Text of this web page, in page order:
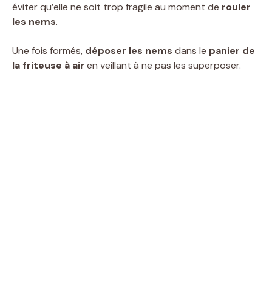
éviter qu’elle ne soit trop fragile au moment de rouler
les nems.
Une fois formés, déposer les nems dans le panier de
la friteuse à air en veillant à ne pas les superposer.